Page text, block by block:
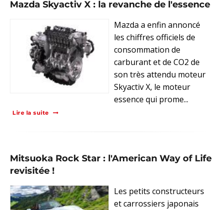
Mazda Skyactiv X : la revanche de l'essence
Mazda a enfin annoncé
les chiffres officiels de
consommation de
carburant et de CO2 de
son très attendu moteur
Skyactiv X, le moteur
essence qui prome...
Lire la suite
Mitsuoka Rock Star : l'American Way of Life
revisitée !
Les petits constructeurs
et carrossiers japonais